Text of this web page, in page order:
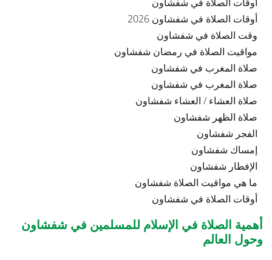
أوقات الصلاة في شفشاون 2026
وقت الصلاة في شفشاون
مواقيت الصلاة في رمضان شفشاون
صلاة المغرب في شفشاون
صلاة المغرب في شفشاون
صلاة العشاء / العشاء شفشاون
صلاة الظهر شفشاون
الفجر شفشاون
إمساك شفشاون
الإفطار شفشاون
ما هي مواقيت الصلاة شفشاون
أوقات الصلاة في شفشاون
أهمية الصلاة في الإسلام للمسلمين في شفشاون
وحول العالم